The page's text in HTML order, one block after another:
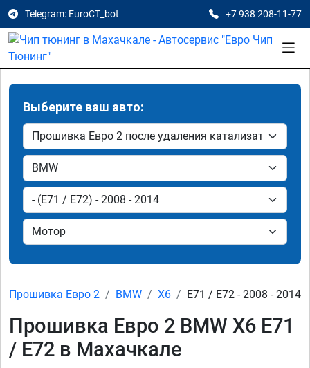
Telegram: EuroCT_bot +7 938 208-11-77
Выберите ваш авто:
Прошивка Евро 2 BMW X6 E71 / E72 - 2008 - 2014
Прошивка Евро 2 BMW X6 E71
/ E72 в Махачкале